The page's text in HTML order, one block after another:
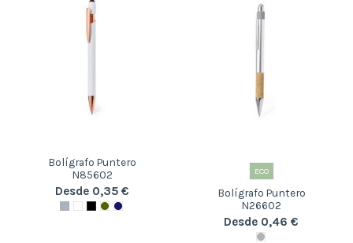
Bolígrafo Puntero
N85602
Desde 0,35 €
ECO
Bolígrafo Puntero
N26602
Desde 0,46 €